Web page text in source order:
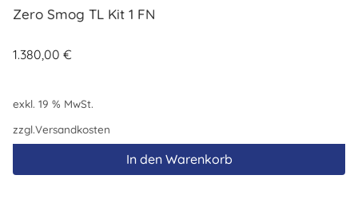
Zero Smog TL Kit 1 FN
1.380,00 €
exkl. 19 % MwSt.
zzgl.Versandkosten
In den Warenkorb